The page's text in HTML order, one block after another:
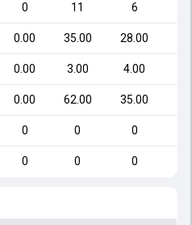
0 11 6
0.00 35.00 28.00
0.00 3.00 4.00
0.00 62.00 35.00
0 0 0
0 0 0